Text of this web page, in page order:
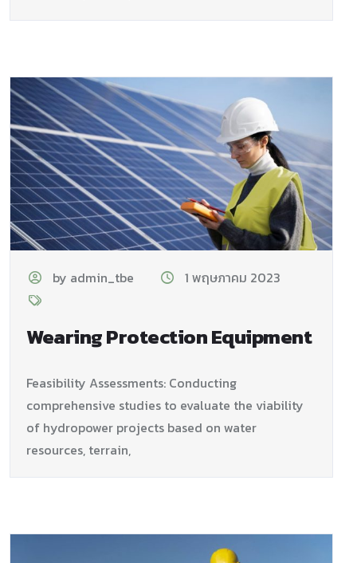
by admin_tbe 1 พฤษภาคม 2023
Wearing Protection Equipment
Feasibility Assessments: Conducting
comprehensive studies to evaluate the viability
of hydropower projects based on water
resources, terrain,